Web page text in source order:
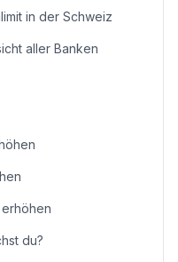
in der Schweiz
aller Banken
du?